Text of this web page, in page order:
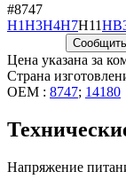
#8747
H1H3H4H7H11
Цена указана за
Страна
OEM : 8747; 14180
Напряжение